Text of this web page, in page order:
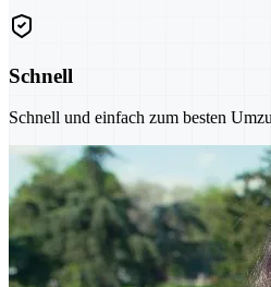
Schnell
Schnell und einfach zum besten